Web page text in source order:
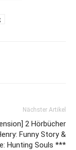
Nächster Artikel
2 Hörbücher
Funny Story &
Hunting Souls ***